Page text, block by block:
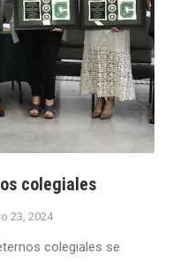
colegiales
23, 2024
colegiales se